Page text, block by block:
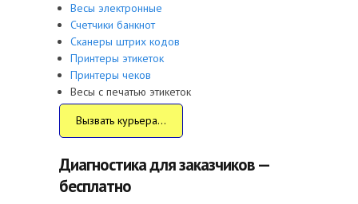
Весы электронные
Счетчики банкнот
Сканеры штрих кодов
Принтеры этикеток
Принтеры чеков
Весы с печатью этикеток
Вызвать курьера...
Диагностика для заказчиков —
бесплатно